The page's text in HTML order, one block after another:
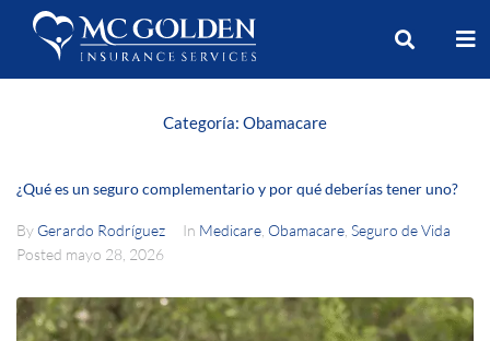
Categoría: Obamacare
¿Qué es un seguro complementario y por qué deberías tener uno?
By Gerardo Rodríguez In Medicare Obamacare Seguro de Vida
Posted mayo 28, 2026